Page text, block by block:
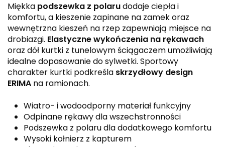
Miękka podszewka z polarudodaje ciepła i
komfortu, a kieszenie zapinane na zamek oraz
wewnętrzna kieszeń na rzep zapewniają miejsce na
drobiazgi. Elastyczne wykończenia na rękawach
oraz dół kurtki z tunelowym ściągaczem umożliwiają
idealne dopasowanie do sylwetki. Sportowy
charakter kurtki podkreśla skrzydłowy design
ERIMA na ramionach.
Wiatro- i wodoodporny materiał funkcyjny
Odpinane rękawy dla wszechstronności
Podszewka z polaru dla dodatkowego komfortu
Wysoki kołnierz z kapturem